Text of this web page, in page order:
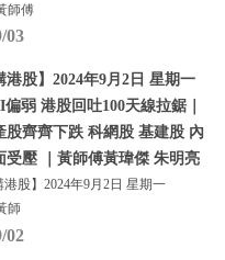
師傅
03
港股】2024年9月2日 星期一
弱 港股回吐100天線拉鋸｜
股齊齊下跌 科網股 基建股 內
受壓 ｜黃師傅黃瑋傑 朱明亮
港股】2024年9月2日 星期一
師
02